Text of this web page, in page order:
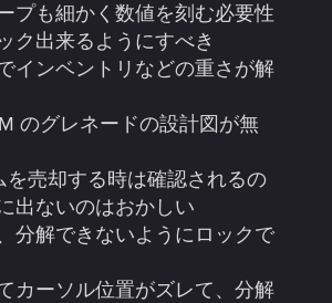
プも細かく数値を刻む必要性
ク出来るようにすべき
インベントリなどの重さが解
のグレネードの設計図が無
を売却する時は確認されるの
出ないのはおかしい
分解できないようにロックで
カーソル位置がズレて、分解